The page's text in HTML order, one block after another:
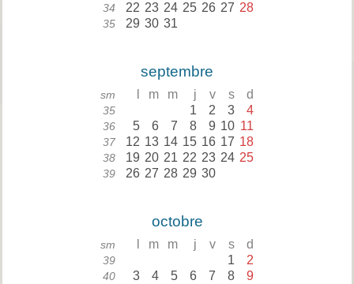
34 22 23 24 25 26 27 28
35 29 30 31
septembre
sm m m j v s d
35 1 2 3 4
36 5 6 7 8 9 10 11
37 12 13 14 15 16 17 18
38 19 20 21 22 23 24 25
39 26 27 28 29 30
octobre
sm m m j v s d
39 1 2
40 3 4 5 6 7 8 9